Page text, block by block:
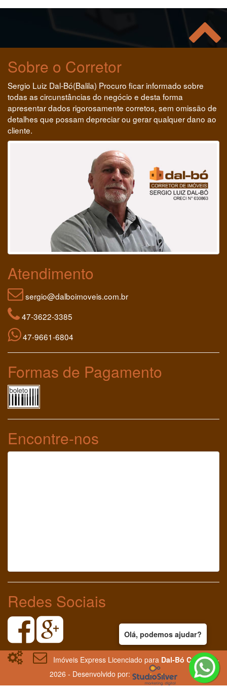
Sobre o Corretor
Sergio Luiz Dal-Bó(Balila) Procuro ficar informado sobre
todas as circunstâncias do negócio e desta forma
apresentar dados rigorosamente corretos, sem omissão de
detalhes que possam depreciar ou gerar qualquer dano ao
cliente.
Atendimento
sergio@dalboimoveis.com.br
47-3622-3385
47-9661-6804
Formas de Pagamento
Encontre-nos
Redes Sociais
Imóveis Express Licenciado para Dal-Bó Corretor-
2026 - Desenvolvido por:
Olá, podemos ajudar?